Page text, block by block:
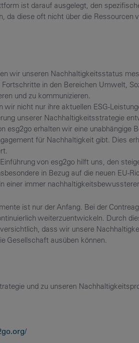
ist darauf ausgelegt, den
da diese oft nicht über die Ressourcen
wir unseren Nachhaltigkeitsstatus
in den Bereichen Umwelt,
und zu kommunizieren.
wir nicht nur ihre aktuellen ESG-
unserer Nachhaltigkeitsstrategie
esg2go erhalten wir eine unabhängige
für Nachhaltigkeit gibt. Dies
von esg2go hilft uns, den
in Bezug auf die neuen EU-
einer immer
ist nur der Anfang. Bei der
weiterzuentwickeln. Durch
dass wir unsere
Gesellschaft ausüben können.
und zu unseren